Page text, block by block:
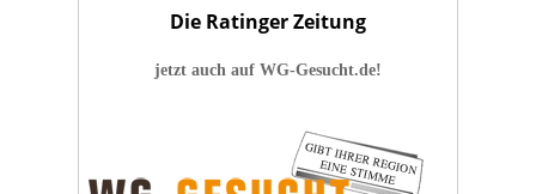
Die Ratinger Zeitung
jetzt auch auf WG-Gesucht.de!